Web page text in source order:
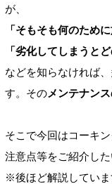
が、
「そもそも何のため
「劣化してしまうと
などを知らなければ
す。そのメンテナン
そこで今回はコーキ
注意点等をご紹介した
※後ほど解説していま